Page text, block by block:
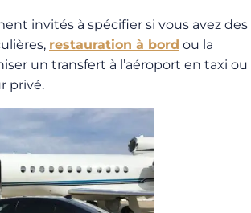
invités à spécifier si vous avez des
restauration à bord ou la
un transfert à l’aéroport en taxi ou
privé.